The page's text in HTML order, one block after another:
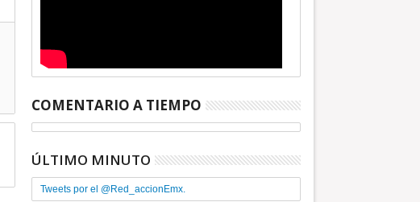
COMENTARIO A TIEMPO
ÚLTIMO MINUTO
Tweets por el @Red_accionEmx.